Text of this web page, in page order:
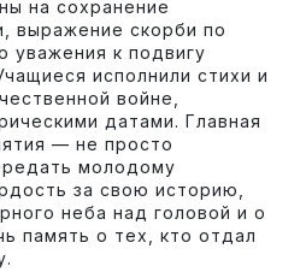
на сохранение
выражение скорби по
уважения к подвигу
исполнили стихи и
войне,
датами. Главная
— не просто
молодому
за свою историю,
неба над головой и о
память о тех, кто отдал